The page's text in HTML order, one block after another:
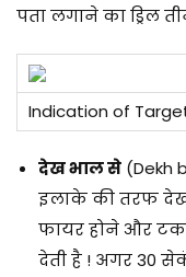
पता लगाने का ड्रिल
Indication of
देख भाल से (Dekh
इलाके की तरफ
फायर होने और
देती है ! अगर 30